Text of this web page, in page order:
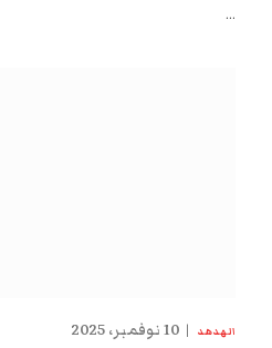
…
الهدهد 10 نوفمبر، 2025